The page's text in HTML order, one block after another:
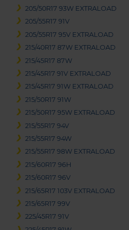
205/50R17 93W EXTRALOAD
205/55R17 91V
205/55R17 95V EXTRALOAD
215/40R17 87W EXTRALOAD
215/45R17 87W
215/45R17 91V EXTRALOAD
215/45R17 91W EXTRALOAD
215/50R17 91W
215/50R17 95W EXTRALOAD
215/55R17 94V
215/55R17 94W
215/55R17 98W EXTRALOAD
215/60R17 96H
215/60R17 96V
215/65R17 103V EXTRALOAD
215/65R17 99V
225/45R17 91V